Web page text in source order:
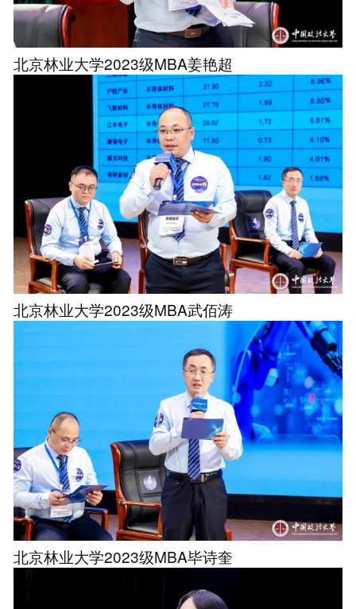
北京林业大学2023级MBA姜艳超
北京林业大学2023级MBA武佰涛
北京林业大学2023级MBA毕诗奎